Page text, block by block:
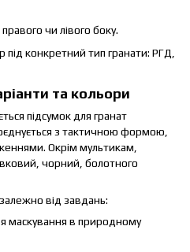
чи лівого боку.
конкретний тип гранати: РГД,
та кольори
підсумок для гранат
з тактичною формою,
Окрім мультикам,
чорний, болотного
від завдань:
маскування в природному